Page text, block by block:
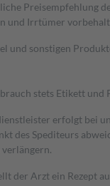
Preisempfehlung
und Irrtümer
und sonstigen
stets Etikett
erfolgt bei
des Spediteurs
der Arzt ein Rezept